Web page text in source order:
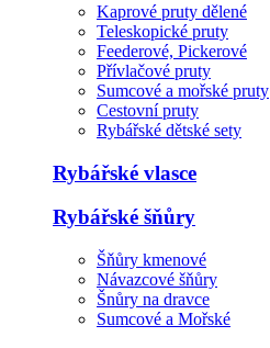
Kaprové pruty dělené
Teleskopické pruty
Feederové, Pickerové
Přívlačové pruty
Sumcové a mořské pruty
Cestovní pruty
Rybářské dětské sety
Rybářské vlasce
Rybářské šňůry
Šňůry kmenové
Návazcové šňůry
Šnůry na dravce
Sumcové a Mořské